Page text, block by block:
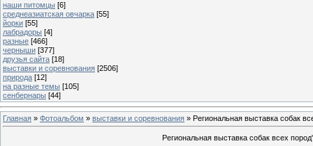
наши питомцы [6]
среднеазиатская овчарка [55]
йорки [55]
лабрадоры [4]
разные [466]
черныши [377]
друзья сайта [18]
выставки и соревнования [2506]
природа [12]
на разные темы [105]
сенбернары [44]
Главная » Фотоальбом » выставки и соревнования » Региональная выставка собак
Региональная выставка собак всех